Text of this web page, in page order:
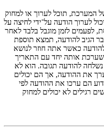
המערכת, תוכל לערוך או למחוק
לערוך הודעה על־ידי לחיצה על
לפעמים לזמן מוגבל בלבד לאחר
הגיב להודעה, תמצא תוספת
כאשר אתה חוזר לנושא
אותה יחד עם התאריך
להודעה תגובה. הוא לא
את ההודעה, אך הם יכולים
הם ערכו את ההודעה לפי
רגילים לא יכולים למחוק